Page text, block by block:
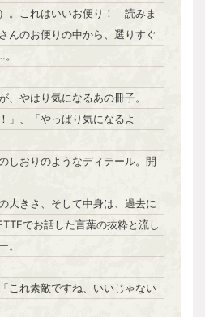
。これはいいお便り！ 読みま
んのお便りの中から、選りすぐ
、やはり気になるあの冊子。
」、「やっぱり気になるよ
しおりのようなディテール。開
大きさ、そして中身は、過去に
でお話した言葉の抜粋と流し
。
これ素敵ですね、いいじゃない